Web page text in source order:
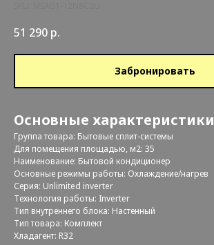
51 290 р.
Забронировать
Основные характеристики
Группа товара: Бытовые сплит-системы
Для помещения площадью, м2: 35
Наименование: Бытовой кондиционер
Основные режимы работы: Охлаждение/нагрев
Серия: Unlimited inverter
Технология работы: Inverter
Тип внутреннего блока: Настенный
Тип товара: Комплект
Хладагент: R32